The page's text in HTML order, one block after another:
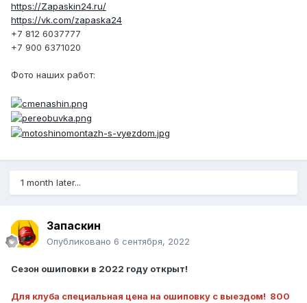
https://Zapaskin24.ru/
https://vk.com/zapaska24
+7 812 6037777
+7 900 6371020
Фото наших работ:
1 month later...
Запаскин
Опубликовано 6 сентября, 2022
Сезон ошиповки в 2022 году открыт!
Для клуба специальная цена на ошиповку с выездом! 800